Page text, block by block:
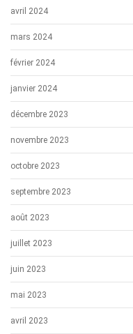
avril 2024
mars 2024
février 2024
janvier 2024
décembre 2023
novembre 2023
octobre 2023
septembre 2023
août 2023
juillet 2023
juin 2023
mai 2023
avril 2023